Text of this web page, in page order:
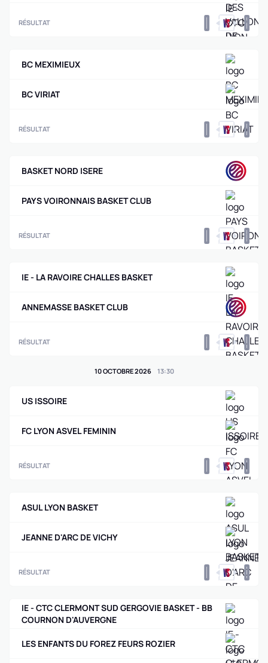
RÉSULTAT 0 0
BC MEXIMIEUX
BC VIRIAT
RÉSULTAT 0 0
BASKET NORD ISERE
PAYS VOIRONNAIS BASKET CLUB
RÉSULTAT 0 0
IE - LA RAVOIRE CHALLES BASKET
ANNEMASSE BASKET CLUB
RÉSULTAT 0 0
10 OCTOBRE 2026 13:30
US ISSOIRE
FC LYON ASVEL FEMININ
RÉSULTAT 0 0
ASUL LYON BASKET
JEANNE D'ARC DE VICHY
RÉSULTAT 0 0
IE - CTC CLERMONT SUD GERGOVIE BASKET - BB
COURNON D'AUVERGNE
LES ENFANTS DU FOREZ FEURS ROZIER